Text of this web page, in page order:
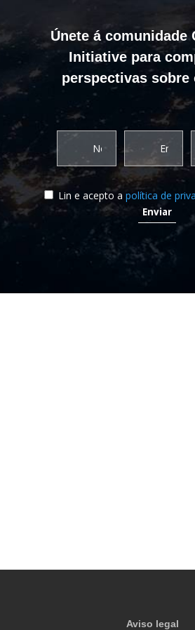
Únete á comunidade
Initiative para
perspectivas sobre
Lin e acepto a política de
Aviso legal